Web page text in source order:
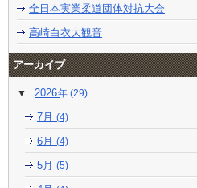
全日本実業柔道団体対抗大会
高崎白衣大観音
アーカイブ
2026 (29)
7月 (4)
6月 (4)
5月 (5)